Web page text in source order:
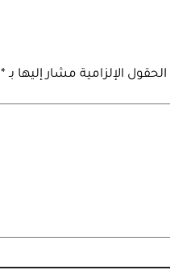
الحقول الإلزامية مشار إليها بـ*